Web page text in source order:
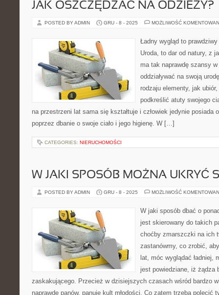
JAK OSZCZĘDZAĆ NA ODZIEŻY?
POSTED BY ADMIN GRU - 8 - 2025 MOŻLIWOŚĆ
Ładny wygląd to
Uroda, to dar od natury, z
ma tak naprawdę szansy
oddziaływać na swoją
rodzaju elementy, jak
podkreślić atuty swojego
na przestrzeni lat sama się kształtuje i człowiek jedynie posiada
poprzez dbanie o swoje ciało i jego higienę. W […]
CATEGORIES: NIERUCHOMOŚCI
W JAKI SPOSÓB MOŻNA UKRYĆ
POSTED BY ADMIN GRU - 8 - 2025 MOŻLIWOŚĆ
W jaki sposób dbać o
jest skierowany do takich
choćby zmarszczki na ich
zastanówmy, co zrobić,
lat, móc wyglądać ładniej,
jest powiedziane, iż żądza
zaskakującego. Przecież w dzisiejszych czasach wśród bardzo
naprawdę panów, panuje kult młodości. Co zatem trzeba polecić